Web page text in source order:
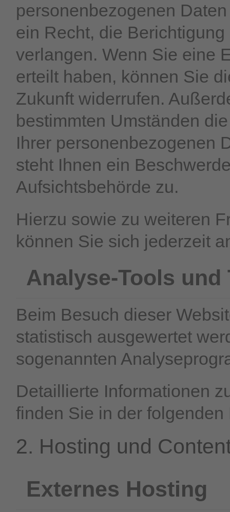
personenbezogenen
ein Recht, die
verlangen. Wenn Sie eine
erteilt haben, können Sie
Zukunft widerrufen.
bestimmten Umständen
Ihrer personenbezogenen
steht Ihnen ein
Aufsichtsbehörde zu.
Hierzu sowie zu weiteren
können Sie sich jederzeit
Analyse-Tools
Beim Besuch dieser
statistisch ausgewertet
sogenannten
Detaillierte Informationen
finden Sie in der
2. Hosting und
Externes Hosting